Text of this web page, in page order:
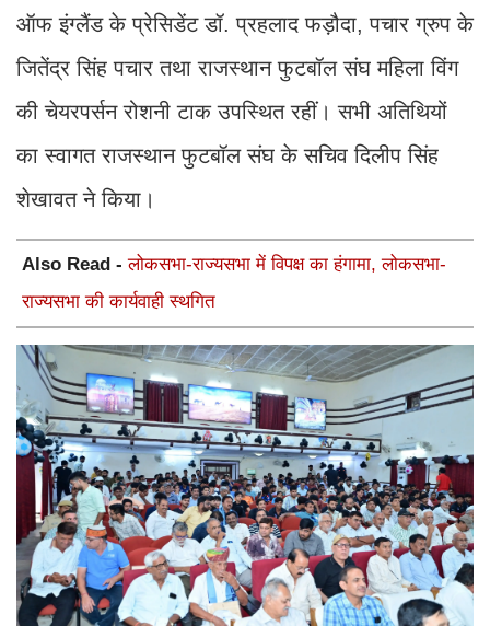
ऑफ इंग्लैंड के प्रेसिडेंट डॉ. प्रहलाद फड़ौदा, पचार ग्रुप के
जितेंद्र सिंह पचार तथा राजस्थान फुटबॉल संघ महिला विंग
की चेयरपर्सन रोशनी टाक उपस्थित रहीं। सभी अतिथियों
का स्वागत राजस्थान फुटबॉल संघ के सचिव दिलीप सिंह
शेखावत ने किया।
Also Read -लोकसभा-राज्यसभा में विपक्ष का हंगामा, लोकसभा-
राज्यसभा की कार्यवाही स्थगित